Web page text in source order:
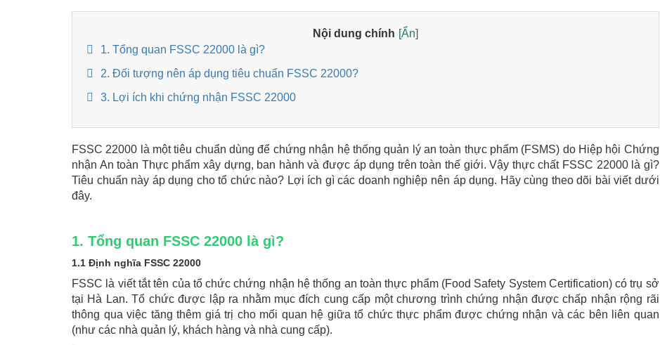
Nội dung chính [Ẩn]
1. Tổng quan FSSC 22000 là gì?
2. Đối tượng nên áp dụng tiêu chuẩn FSSC 22000?
3. Lợi ích khi chứng nhận FSSC 22000
FSSC 22000 là một tiêu chuẩn dùng để chứng nhận hệ thống quản lý an toàn thực phẩm (FSMS) do Hiệp hội Chứng
nhận An toàn Thực phẩm xây dựng, ban hành và được áp dụng trên toàn thế giới. Vậy thực chất FSSC 22000 là gì?
Tiêu chuẩn này áp dụng cho tổ chức nào? Lợi ích gì các doanh nghiệp nên áp dụng. Hãy cùng theo dõi bài viết dưới
đây.
1. Tổng quan FSSC 22000 là gì?
1.1 Định nghĩa FSSC 22000
FSSC là viết tắt tên của tổ chức chứng nhận hệ thống an toàn thực phẩm (Food Safety System Certification) có trụ sở
tại Hà Lan. Tổ chức được lập ra nhằm mục đích cung cấp một chương trình chứng nhận được chấp nhận rộng rãi
thông qua việc tăng thêm giá trị cho mối quan hệ giữa tổ chức thực phẩm được chứng nhận và các bên liên quan
(như các nhà quản lý, khách hàng và nhà cung cấp).